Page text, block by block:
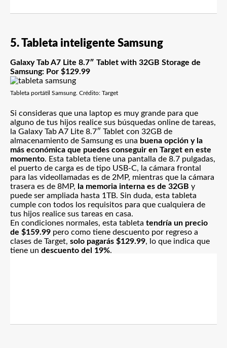
5. Tableta inteligente Samsung
Galaxy Tab A7 Lite 8.7″ Tablet with 32GB Storage de
Samsung: Por $129.99
Tableta portátil Samsung. Crédito: Target
Si consideras que una laptop es muy grande para que
alguno de tus hijos realice sus búsquedas online de tareas,
la Galaxy Tab A7 Lite 8.7″ Tablet con 32GB de
almacenamiento de Samsung es una buena opción y la
más económica que puedes conseguir en Target en este
momento. Esta tableta tiene una pantalla de 8.7 pulgadas,
el puerto de carga es de tipo USB-C, la cámara frontal
para las videollamadas es de 2MP, mientras que la cámara
trasera es de 8MP, la memoria interna es de 32GB y
puede ser ampliada hasta 1TB. Sin duda, esta tableta
cumple con todos los requisitos para que cualquiera de
tus hijos realice sus tareas en casa.
En condiciones normales, esta tableta tendría un precio
de $159.99 pero como tiene descuento por regreso a
clases de Target, solo pagarás $129.99, lo que indica que
tiene un descuento del 19%.